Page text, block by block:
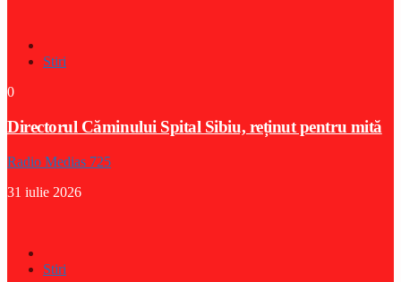
Stiri
0
Directorul Căminului Spital Sibiu, reținut pentru mită
Radio Medias 725
31 iulie 2026
Stiri